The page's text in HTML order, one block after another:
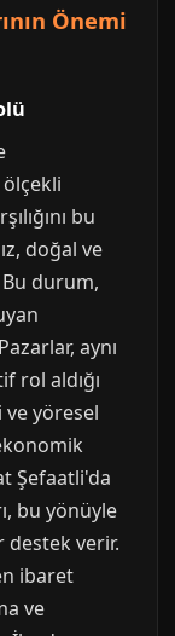
Önemi
bu
doğal ve
durum,
aynı
rol aldığı
ve yöresel
Şefaatli'da
bu yönüyle
destek verir.
ibaret
ve